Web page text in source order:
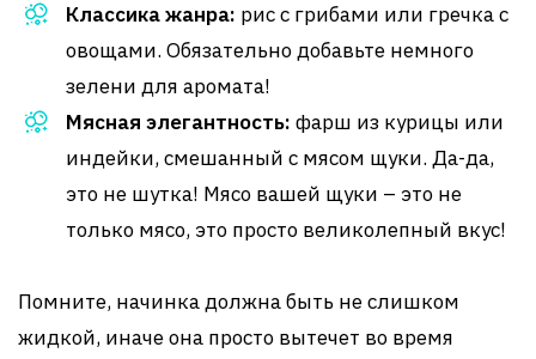
Классика жанра: рис с грибами или гречка с
овощами. Обязательно добавьте немного
зелени для аромата!
Мясная элегантность: фарш из курицы или
индейки, смешанный с мясом щуки. Да-да,
это не шутка! Мясо вашей щуки – это не
только мясо, это просто великолепный вкус!
Помните, начинка должна быть не слишком
жидкой, иначе она просто вытечет во время